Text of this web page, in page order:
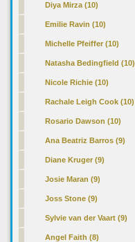
Diya Mirza (10)
Emilie Ravin (10)
Michelle Pfeiffer (10)
Natasha Bedingfield (10)
Nicole Richie (10)
Rachale Leigh Cook (10)
Rosario Dawson (10)
Ana Beatriz Barros (9)
Diane Kruger (9)
Josie Maran (9)
Joss Stone (9)
Sylvie van der Vaart (9)
Angel Faith (8)